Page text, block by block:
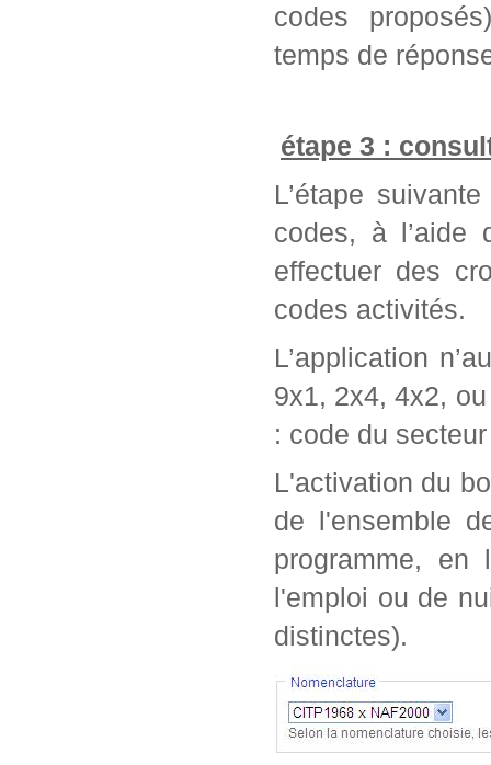
codes
temps de
étape 3 :
L’étape
codes, à l’aide
effectuer des
codes activités.
L’application
9x1, 2x4, 4x2,
: code du
L'activation du
de l'ensemble
programme, en
l'emploi ou de
distinctes).